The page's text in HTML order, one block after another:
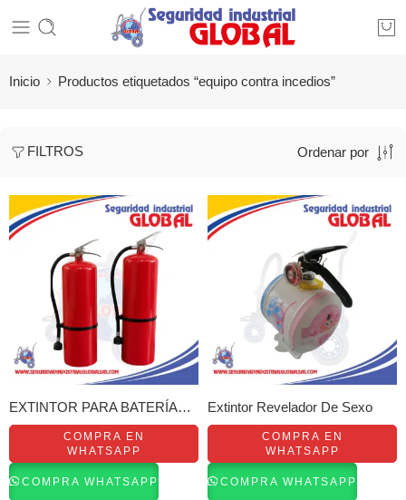
Inicio Productos etiquetados “equipo contra incedios”
FILTROS Ordenar por
EXTINTOR PARA BATERÍAS DE
COMPRA EN
WHATSAPP
COMPRA WHATSAPP
Extintor Revelador De Sexo
COMPRA EN
WHATSAPP
COMPRA WHATSAPP